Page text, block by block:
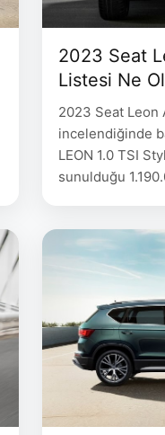
2023 Seat
Listesi Ne
2023 Seat Leon
incelendiğinde
LEON 1.0 TSI
sunulduğu
1.0 eTSI 110 HP
LEON 1.5 eTSI